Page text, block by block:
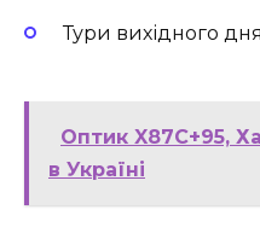
Тури вихідного
Оптик X87C+95,
в Україні